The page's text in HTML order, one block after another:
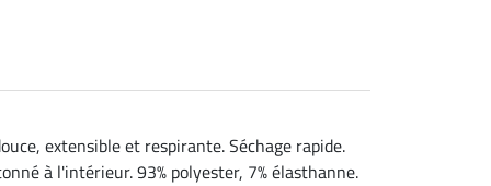
extensible et respirante. Séchage rapide.
à l'intérieur. 93% polyester, 7% élasthanne.